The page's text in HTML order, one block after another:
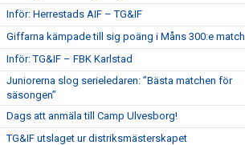
Inför: Herrestads AIF – TG&IF
Giffarna kämpade till sig poäng i Måns 300:e match
Inför: TG&IF – FBK Karlstad
Juniorerna slog serieledaren: ”Bästa matchen för
säsongen”
Dags att anmäla till Camp Ulvesborg!
TG&IF utslaget ur distriksmästerskapet